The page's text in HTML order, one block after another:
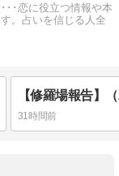
･･恋に役立つ情報や本
。占いを信じる人全
31時間前